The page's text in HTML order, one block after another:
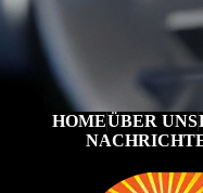
HOMEÜBER UNS